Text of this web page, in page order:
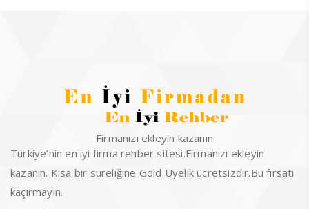
Firmanızı ekleyin kazanın
Türkiye’nin en iyi firma rehber sitesi.Firmanızı ekleyin
kazanın. Kısa bir süreliğine Gold Üyelik ücretsizdir.Bu fırsatı
kaçırmayın.